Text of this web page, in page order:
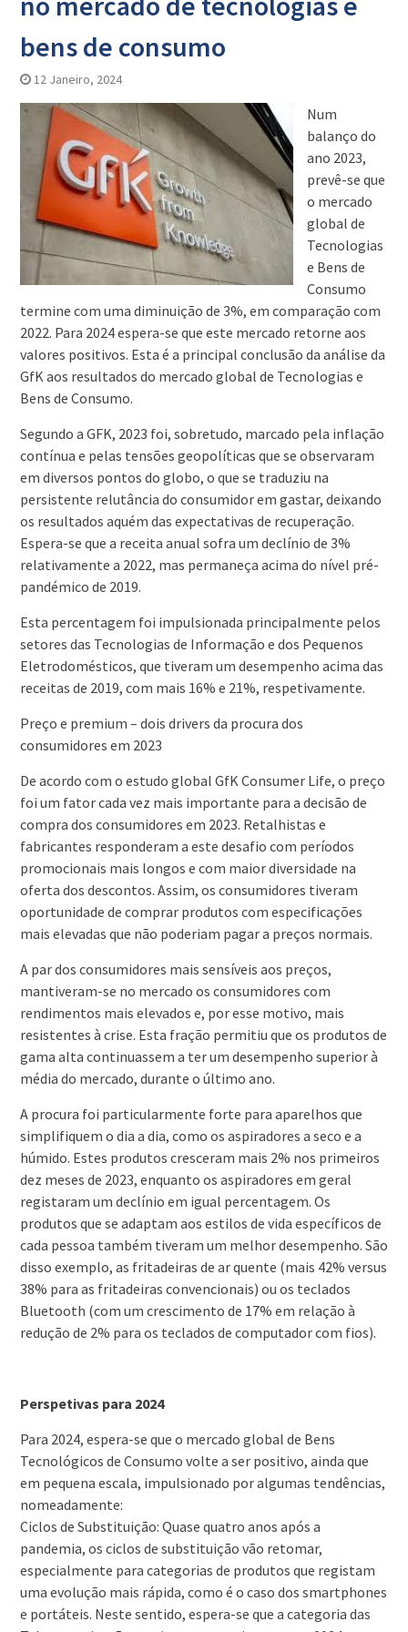
bens de consumo
12 Janeiro, 2024
Num
balanço do
ano 2023,
prevê-se que
o mercado
global de
Tecnologias
e Bens de
Consumo
termine com uma diminuição de 3%, em comparação com
2022. Para 2024 espera-se que este mercado retorne aos
valores positivos. Esta é a principal conclusão da análise da
GfK aos resultados do mercado global de Tecnologias e
Bens de Consumo.
Segundo a GFK, 2023 foi, sobretudo, marcado pela inflação
contínua e pelas tensões geopolíticas que se observaram
em diversos pontos do globo, o que se traduziu na
persistente relutância do consumidor em gastar, deixando
os resultados aquém das expectativas de recuperação.
Espera-se que a receita anual sofra um declínio de 3%
relativamente a 2022, mas permaneça acima do nível pré-
pandémico de 2019.
Esta percentagem foi impulsionada principalmente pelos
setores das Tecnologias de Informação e dos Pequenos
Eletrodomésticos, que tiveram um desempenho acima das
receitas de 2019, com mais 16% e 21%, respetivamente.
Preço e premium – dois drivers da procura dos
consumidores em 2023
De acordo com o estudo global GfK Consumer Life, o preço
foi um fator cada vez mais importante para a decisão de
compra dos consumidores em 2023. Retalhistas e
fabricantes responderam a este desafio com períodos
promocionais mais longos e com maior diversidade na
oferta dos descontos. Assim, os consumidores tiveram
oportunidade de comprar produtos com especificações
mais elevadas que não poderiam pagar a preços normais.
A par dos consumidores mais sensíveis aos preços,
mantiveram-se no mercado os consumidores com
rendimentos mais elevados e, por esse motivo, mais
resistentes à crise. Esta fração permitiu que os produtos de
gama alta continuassem a ter um desempenho superior à
média do mercado, durante o último ano.
A procura foi particularmente forte para aparelhos que
simplifiquem o dia a dia, como os aspiradores a seco e a
húmido. Estes produtos cresceram mais 2% nos primeiros
dez meses de 2023, enquanto os aspiradores em geral
registaram um declínio em igual percentagem. Os
produtos que se adaptam aos estilos de vida específicos de
cada pessoa também tiveram um melhor desempenho. São
disso exemplo, as fritadeiras de ar quente (mais 42% versus
38% para as fritadeiras convencionais) ou os teclados
Bluetooth (com um crescimento de 17% em relação à
redução de 2% para os teclados de computador com fios).
Perspetivas para 2024
Para 2024, espera-se que o mercado global de Bens
Tecnológicos de Consumo volte a ser positivo, ainda que
em pequena escala, impulsionado por algumas tendências,
nomeadamente:
Ciclos de Substituição: Quase quatro anos após a
pandemia, os ciclos de substituição vão retomar,
especialmente para categorias de produtos que registam
uma evolução mais rápida, como é o caso dos smartphones
e portáteis. Neste sentido, espera-se que a categoria das